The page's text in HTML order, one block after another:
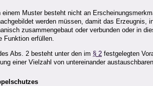
einem Muster besteht nicht an
werden müssen, damit das Erzeugnis,
zusammengebaut oder verbunden oder in
Funktion erfüllen.
Abs. 2 besteht unter den im § 2 festgelegten
einer Vielzahl von untereinander